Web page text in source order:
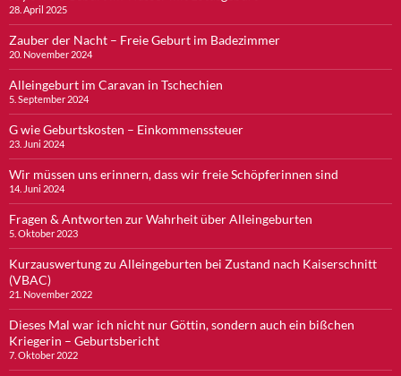
28. April 2025
Zauber der Nacht – Freie Geburt im Badezimmer
20. November 2024
Alleingeburt im Caravan in Tschechien
5. September 2024
G wie Geburtskosten – Einkommenssteuer
23. Juni 2024
Wir müssen uns erinnern, dass wir freie Schöpferinnen sind
14. Juni 2024
Fragen & Antworten zur Wahrheit über Alleingeburten
5. Oktober 2023
Kurzauswertung zu Alleingeburten bei Zustand nach Kaiserschnitt
(VBAC)
21. November 2022
Dieses Mal war ich nicht nur Göttin, sondern auch ein bißchen
Kriegerin – Geburtsbericht
7. Oktober 2022